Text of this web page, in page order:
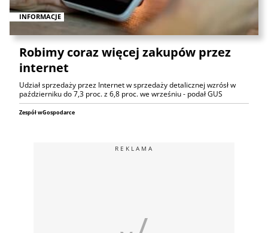
INFORMACJE
Robimy coraz więcej zakupów przez
internet
Udział sprzedaży przez Internet w sprzedaży detalicznej wzrósł w
październiku do 7,3 proc. z 6,8 proc. we wrześniu - podał GUS
Zespół wGospodarce
REKLAMA